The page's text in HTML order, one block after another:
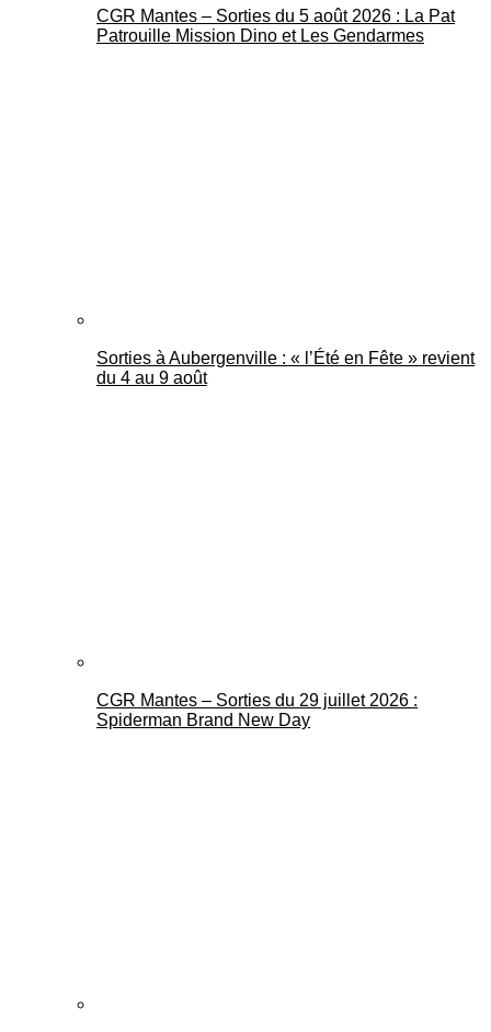
CGR Mantes – Sorties du 5 août 2026 : La Pat
Patrouille Mission Dino et Les Gendarmes
Sorties à Aubergenville : « l’Été en Fête » revient
du 4 au 9 août
CGR Mantes – Sorties du 29 juillet 2026 :
Spiderman Brand New Day